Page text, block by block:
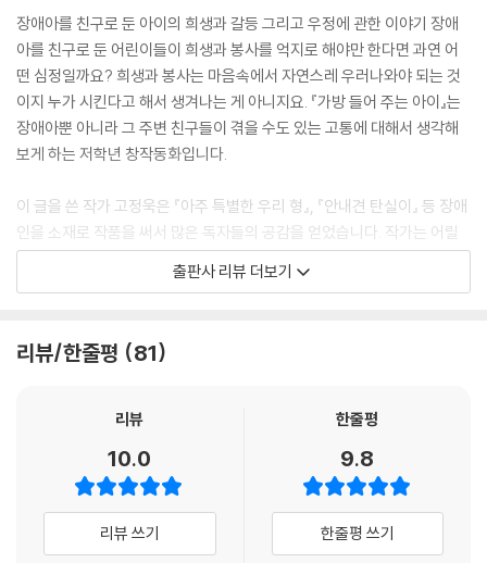
--- p.61
장애아를 친구로 둔 아이의 희생과 갈등 그리고 우정에 관한 이야기 장애
아를 친구로 둔 어린이들이 희생과 봉사를 억지로 해야만 한다면 과연 어
떤 심정일까요? 희생과 봉사는 마음속에서 자연스레 우러나와야 되는 것
이지 누가 시킨다고 해서 생겨나는 게 아니지요. 『가방 들어 주는 아이』는
장애아뿐 아니라 그 주변 친구들이 겪을 수도 있는 고통에 대해서 생각해
보게 하는 저학년 창작동화입니다.
이 글을 쓴 작가 고정욱은 『아주 특별한 우리 형』, 『안내견 탄실이』 등 장애
인을 소재로 작품을 써서 많은 독자들의 공감을 얻었습니다. 작가는 어릴
때 소아마비를 앓아 두 다리를 쓰지 못하는 소아마비 1급 장애인입니다. 하
지만 그는 장애인을 낯설게 바라보는 사람들의 편견을 깨고 남들과 똑같이
변 사람들에게 들려줄 이야기가 참 많습니다. 장애를 소재로 한 동화만을
들이 장애인에 대해 관심을 갖고 인식을 조금씩 바꾸어 나간다면 보다 나
은 세상을 만들 수 있을 것이라는 믿음 때문이고요.
『가방 들어 주는 아이』 역시 장애를 소재로 하고 있습니다. 그러나 이 작품
출판사 리뷰 더보기
리뷰/한줄평 81
리뷰
10.0
리뷰 쓰기
한줄평
9.8
한줄평 쓰기